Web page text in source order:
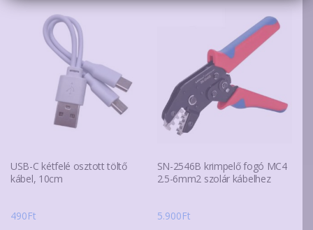
USB-C kétfelé osztott töltő
kábel, 10cm
490Ft
SN-2546B krimpelő fogó MC4
2.5-6mm2 szolár kábelhez
5.900Ft